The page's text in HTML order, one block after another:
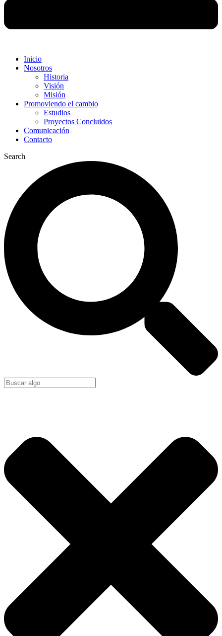
Inicio
Nosotros
Historia
Visión
Misión
Promoviendo el cambio
Estudios
Proyectos Concluidos
Comunicación
Contacto
Search